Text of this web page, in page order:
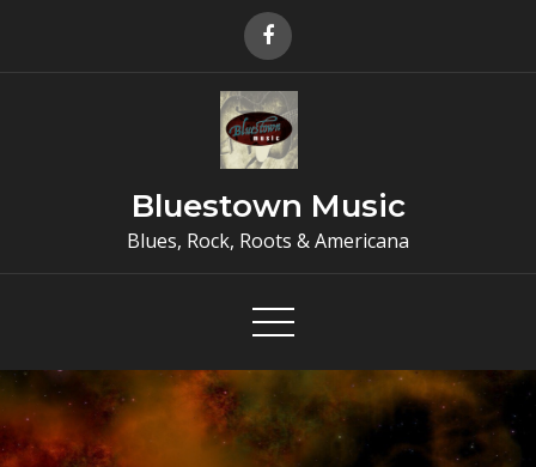
Bluestown Music
Blues, Rock, Roots & Americana